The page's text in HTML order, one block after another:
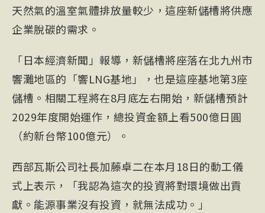
天然氣的溫室氣體排放量較少，這座新儲槽將供應
企業脫碳的需求。
「日本經濟新聞」報導，新儲槽將座落在北九州市
響灘地區的「響LNG基地」，也是這座基地第3座
儲槽。相關工程將在8月底左右開始，新儲槽預計
2029年度開始運作，總投資金額上看500億日圓
（約新台幣100億元）。
西部瓦斯公司社長加藤卓二在本月18日的動工儀
式上表示，「我認為這次的投資將對環境做出貢
獻。能源事業沒有投資，就無法成功。」